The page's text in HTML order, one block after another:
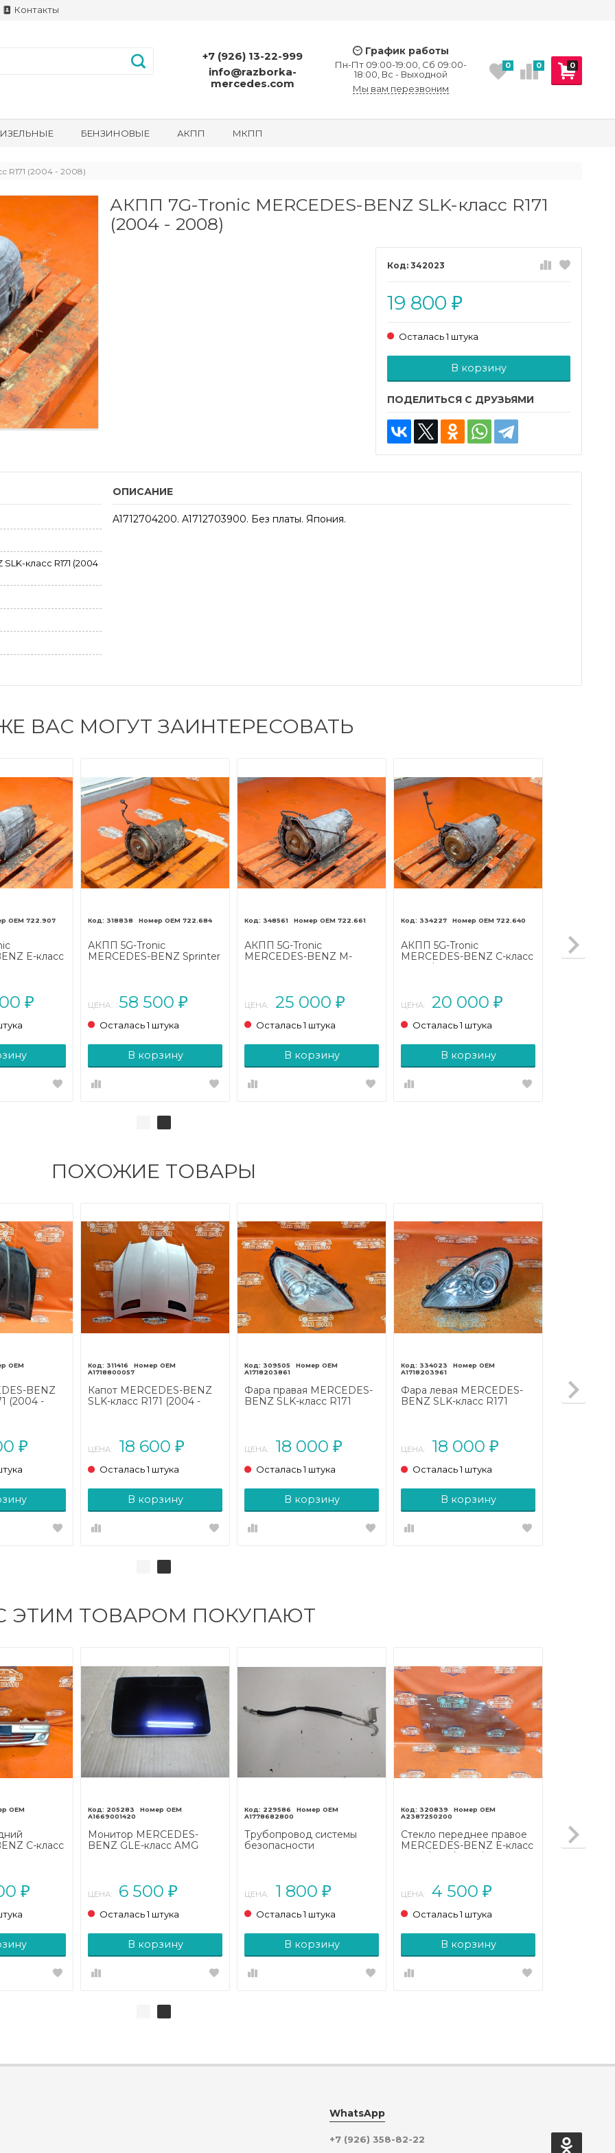
Контакты
+7 (926) 13-22-999
info@razborka-
mercedes.com
График работы
Пн-Пт 09:00-19:00, Сб 09:00-
18:00, Вс - Выходной
Мы вам перезвоним
0
0 0
БЕНЗИНОВЫЕ АКПП МКПП
R171 (2004 - 2008)
АКПП 7G-Tronic MERCEDES-BENZ SLK-класс R171
(2004 - 2008)
342023
19 800 ₽
Осталась 1 штука
Добавляется...
В корзину
Добавлен
ПОДЕЛИТЬСЯ С ДРУЗЬЯМИ
SLK-класс R171 (2004
ОПИСАНИЕ
A1712704200. A1712703900. Без платы. Япония.
ВАС МОГУТ ЗАИНТЕРЕСОВАТЬ
722.907
E-класс
рестайлинг
₽
318838 722.684
АКПП 5G-Tronic
MERCEDES-BENZ Sprinter
ЦЕНА: 58 500 ₽
Осталась 1 штука
В корзину
348561 722.661
АКПП 5G-Tronic
MERCEDES-BENZ M-
ЦЕНА: 25 000 ₽
Осталась 1 штука
В корзину
334227 722.640
АКПП 5G-Tronic
MERCEDES-BENZ C-класс
W204/S204 (2006 - 2011)
ЦЕНА: 20 000 ₽
Осталась 1 штука
В корзину
ПОХОЖИЕ ТОВАРЫ
BENZ
(2004 -
₽
311416
A1718800057
Капот MERCEDES-BENZ
SLK-класс R171 (2004 -
ЦЕНА: 18 600 ₽
Осталась 1 штука
В корзину
309505
A1718203861
Фара правая MERCEDES-
BENZ SLK-класс R171
ЦЕНА: 18 000 ₽
Осталась 1 штука
В корзину
334023
A1718203961
Фара левая MERCEDES-
BENZ SLK-класс R171
ЦЕНА: 18 000 ₽
Осталась 1 штука
В корзину
ЭТИМ ТОВАРОМ ПОКУПАЮТ
C-класс
₽
205283
A1669001420
Монитор MERCEDES-
BENZ GLE-класс AMG
ЦЕНА: 6 500 ₽
Осталась 1 штука
В корзину
229586
A1778682800
Трубопровод системы
безопасности
ЦЕНА: 1 800 ₽
Осталась 1 штука
В корзину
320839
A2387250200
Стекло переднее правое
MERCEDES-BENZ E-класс
ЦЕНА: 4 500 ₽
Осталась 1 штука
В корзину
WhatsApp
+7 (926) 358-82-22